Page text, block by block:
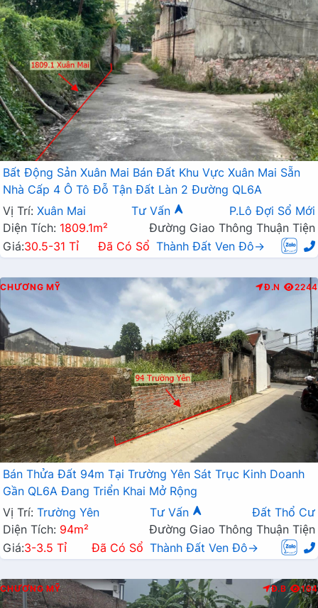
Bất Động Sản Xuân Mai Bán Đất Khu Vực Xuân Mai Sẵn
Nhà Cấp 4 Ô Tô Đỗ Tận Đất Làn 2 Đường QL6A
Vị Trí: Xuân Mai Tư Vấn
P.Lô Đợi Sổ Mới
Diện Tích: 1809.1m²
Đường Giao Thông Thuận Tiện
Giá:30.5-31 Tỉ Đã Có Sổ Thành Đất Ven Đô→
CHƯƠNG MỸ Đ.N 2244
Bán Thửa Đất 94m Tại Trường Yên Sát Trục Kinh Doanh
Gần QL6A Đang Triển Khai Mở Rộng
Vị Trí: Trường Yên Tư Vấn
Đất Thổ Cư
Diện Tích: 94m²
Đường Giao Thông Thuận Tiện
Giá:3-3.5 Tỉ Đã Có Sổ Thành Đất Ven Đô→
CHƯƠNG MỸ Đ.B 194